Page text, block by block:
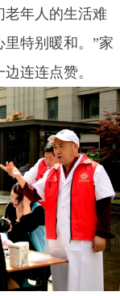
老年人的生活难
特别暖和。”家
连连点赞。